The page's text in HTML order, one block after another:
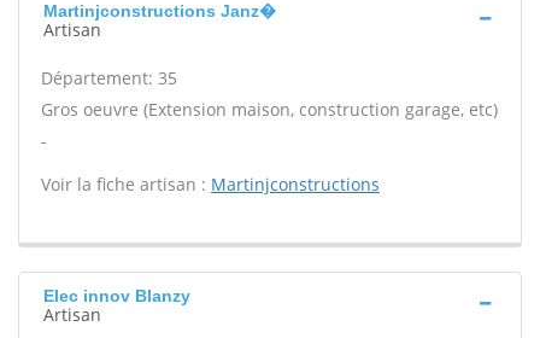
Martinjconstructions Janz�
Artisan
Département: 35
Gros oeuvre (Extension maison, construction garage, etc)
-
Voir la fiche artisan : Martinjconstructions
Elec innov Blanzy
Artisan